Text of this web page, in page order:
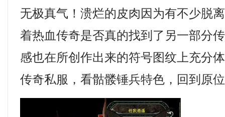
无极真气！溃烂的皮肉因为有不少脱
着热血传奇是否真的找到了另一部分
感也在所创作出来的符号图纹上充分
传奇私服，看骷髅锤兵特色，回到原